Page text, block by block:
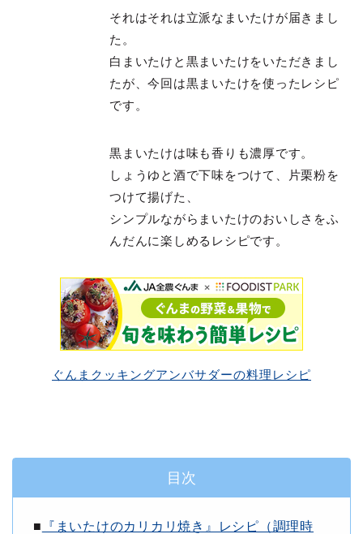
それはそれは立派なまいたけが届きまし
た。
白まいたけと黒まいたけをいただきまし
たが、今回は黒まいたけを使ったレシピ
です。
黒まいたけは味も香りも濃厚です。
しょうゆと酒で下味をつけて、片栗粉を
つけて揚げた、
シンプルながらまいたけのおいしさをふ
んだんに楽しめるレシピです。
ぐんまクッキングアンバサダーの料理レシピ
目次
■
『まいたけのカリカリ焼き』レシピ（調理時